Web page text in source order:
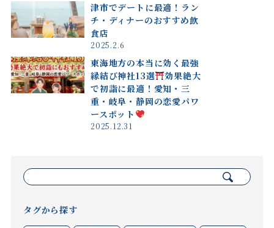
津市でデートに最適！ラン
チ・ディナーのおすすめ飲
食店
2025.2.6
東海地方の本当に効く最強
縁結び神社13選
効果絶大
で初詣に最適！愛知・三
重・岐阜・静岡の恋愛パワ
ースポット
2025.12.31
索:
タグから探す